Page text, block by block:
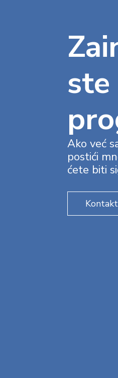
ste
Ako već
postići
ćete biti